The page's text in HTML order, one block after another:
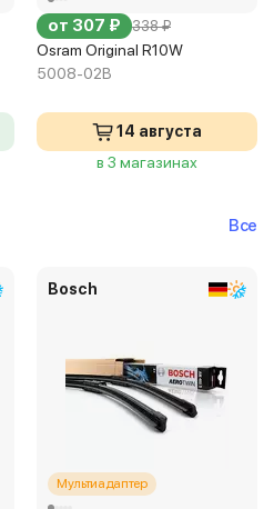
от 307 ₽ 338 ₽
Osram Original R10W
5008-02B
14 августа
в 3 магазинах
Все
Bosch
Мультиадаптер